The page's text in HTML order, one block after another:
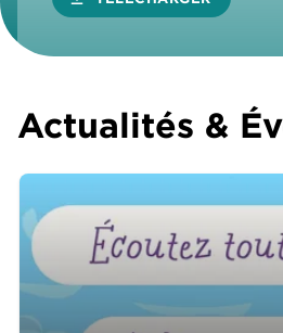
Actualités &